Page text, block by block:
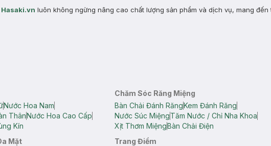
Hasaki.vn luôn không ngừng nâng cao chất lượng sản phẩm và dịch vụ, mang đến
Nước Hoa Nam
ThânNước Hoa Cao Cấp
Kín
Chăm Sóc Răng Miệng
Bàn Chải Đánh RăngKem Đánh Răng
Nước Súc MiệngTăm Nước / Chỉ Nha Khoa
Xịt Thơm MiệngBàn Chải Điện
Mặt
Trang Điểm